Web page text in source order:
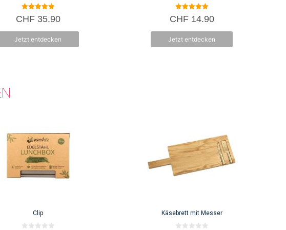
5.00
von 5
CHF35.90
Jetzt entdecken
5.00
von 5
CHF14.90
Jetzt entdecken
Clip Käsebrett mit Messer